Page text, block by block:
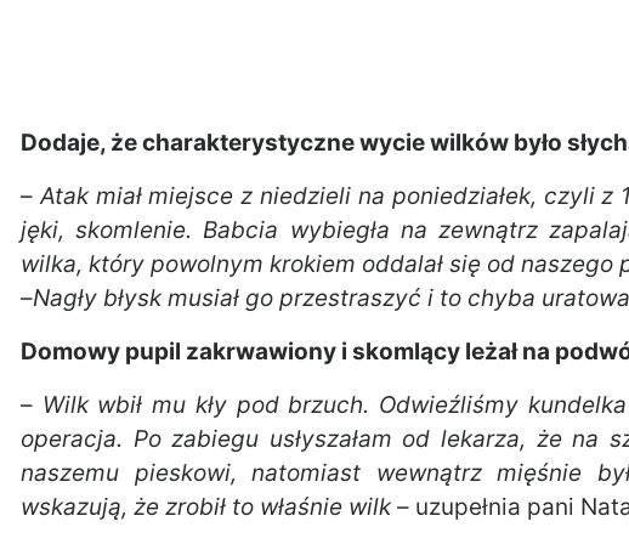
Dodaje, że charakterystyczne wycie wilków było
–Atak miał miejsce z niedzieli na poniedziałek, czyli
jęki, skomlenie. Babcia wybiegła na zewnątrz
wilka, który powolnym krokiem oddalał się od naszego
–Nagły błysk musiał go przestraszyć i to chyba
Domowy pupil zakrwawiony i skomlący leżał na
– Wilk wbił mu kły pod brzuch. Odwieźliśmy
operacja. Po zabiegu usłyszałam od lekarza, że na
naszemu pieskowi, natomiast wewnątrz mięśnie
wskazują, że zrobił to właśnie wilk– uzupełnia pani